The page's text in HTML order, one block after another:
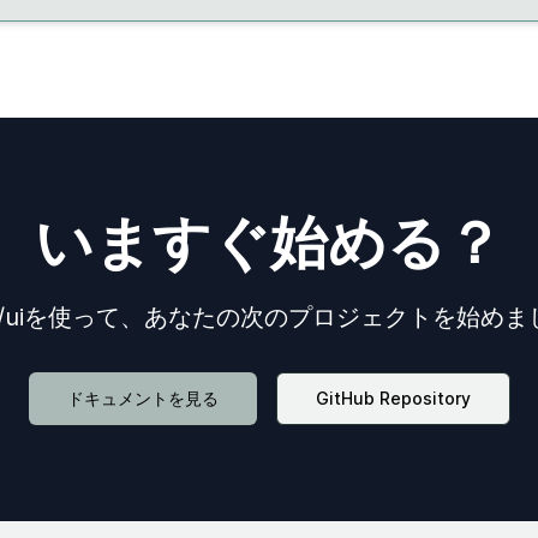
いますぐ始める？
を使って、 あなたの次のプロジェクトを始めま
ドキュメントを見る GitHub Repository